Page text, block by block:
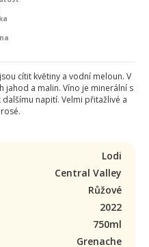
cítit květiny a vodní meloun. V
jahod a malin. Víno je minerální s
napití. Velmi přitažlivé a
Lodi
Central Valley
Růžové
2022
750ml
Grenache